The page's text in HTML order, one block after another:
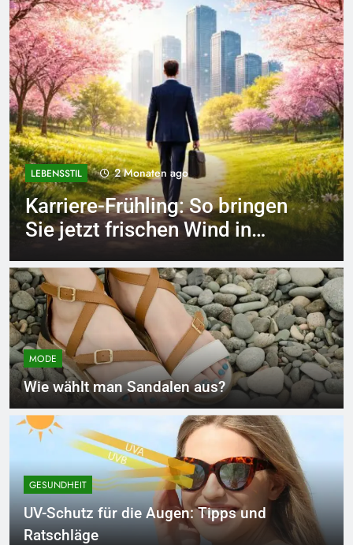
LEBENSSTIL 2 Monaten ago
Networking-Strategien: Wie
Sie beruflich wertvolle
Kontakte knüpfen.
MODE
Wie wählt man Sandalen aus?
GESUNDHEIT
UV-Schutz für die Augen: Tipps und
Ratschläge